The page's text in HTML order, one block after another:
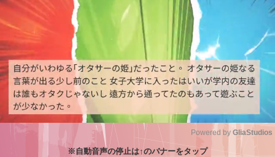
Powered by GliaStudios
※自動音声の停止は↑のバナーをタップ